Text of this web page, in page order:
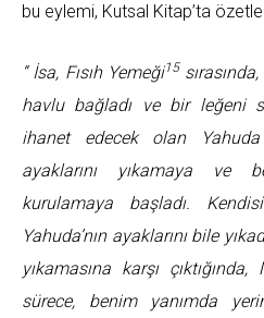
bu eylemi, Kutsal Kitap’ta özetle
“İsa, Fısıh Yemeği15
havlu bağladı ve bir leğeni
ihanet edecek olan
ayaklarını yıkamaya ve
kurulamaya başladı.
Yahuda’nın ayaklarını bile
yıkamasına karşı
sürece, benim yanımda